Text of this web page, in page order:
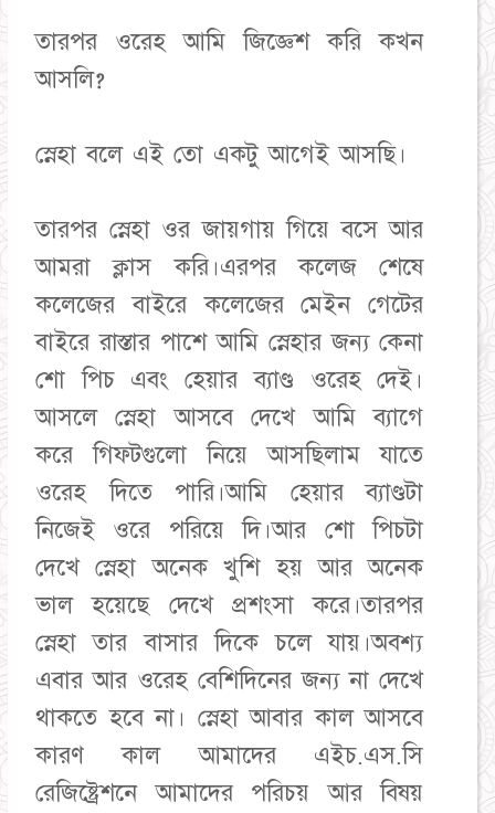
তারপর ওরেহ আমি জিজ্ঞেশ করি কখন
আসলি?
স্নেহা বলে এই তো একটু আগেই আসছি।
তারপর স্নেহা ওর জায়গায় গিয়ে বসে আর
আমরা ক্লাস করি।এরপর কলেজ শেষে
কলেজের বাইরে কলেজের মেইন গেটের
বাইরে রাস্তার পাশে আমি স্নেহার জন্য কেনা
শো পিচ এবং হেয়ার ব্যাণ্ড ওরেহ দেই।
আসলে স্নেহা আসবে দেখে আমি ব্যাগে
করে গিফটগুলো নিয়ে আসছিলাম যাতে
ওরেহ দিতে পারি।আমি হেয়ার ব্যাণ্ডটা
নিজেই ওরে পরিয়ে দি।আর শো পিচটা
দেখে স্নেহা অনেক খুশি হয় আর অনেক
ভাল হয়েছে দেখে প্রশংসা করে।তারপর
স্নেহা তার বাসার দিকে চলে যায়।অবশ্য
এবার আর ওরেহ বেশিদিনের জন্য না দেখে
থাকতে হবে না। স্নেহা আবার কাল আসবে
কারণ কাল আমাদের এইচ.এস.সি
রেজিষ্ট্রেশনে আমাদের পরিচয় আর বিষয়